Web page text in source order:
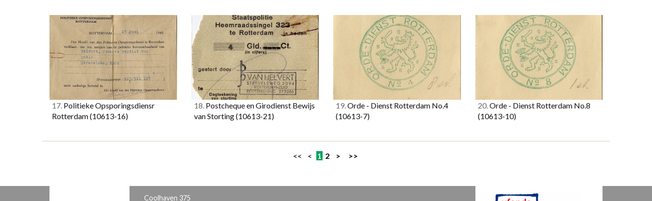
17. Politieke Opsporingsdiensr
Rotterdam(10613-16)
18.Postcheque en Girodienst Bewijs
van Storting(10613-21)
19.Orde - Dienst Rotterdam No.4
(10613-7)
20.Orde - Dienst Rotterdam No.8
(10613-10)
<< < 1 2 > >>
Coolhaven 375